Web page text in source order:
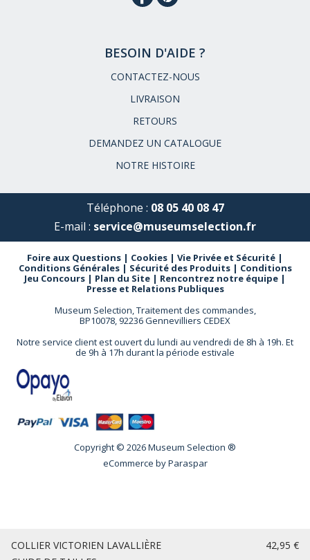
COLLIER VICTORIEN LAVALLIÈRE
42,95 €
BESOIN D'AIDE ?
CONTACTEZ-NOUS
LIVRAISON
RETOURS
DEMANDEZ UN CATALOGUE
NOTRE HISTOIRE
Téléphone : 08 05 40 08 47
E-mail : service@museumselection.fr
Foire aux Questions | Cookies | Vie Privée et Sécurité |
Conditions Générales| Sécurité des Produits| Conditions
Jeu Concours | Plan du Site | Rencontrez notre équipe |
Presse et Relations Publiques
Museum Selection, Traitement des commandes,
BP10078, 92236 Gennevilliers CEDEX
Notre service client est ouvert du lundi au vendredi de 8h à 19h. Et
de 9h à 17h durant la période estivale
Copyright © 2026 Museum Selection ®
eCommerce byParaspar